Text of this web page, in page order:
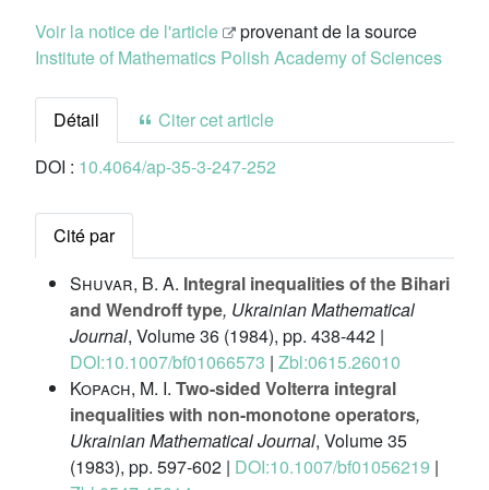
Voir la notice de l'article
provenant de la source
Institute of Mathematics Polish Academy of Sciences
Détail
Citer cet article
DOI : 10.4064/ap-35-3-247-252
Cité par
Shuvar, B. A. Integral inequalities of the Bihari
and Wendroff type, Ukrainian Mathematical
Journal, Volume 36 (1984), pp. 438-442 |
DOI:10.1007/bf01066573 | Zbl:0615.26010
Kopach, M. I. Two-sided Volterra integral
inequalities with non-monotone operators,
Ukrainian Mathematical Journal, Volume 35
(1983), pp. 597-602 | DOI:10.1007/bf01056219 |